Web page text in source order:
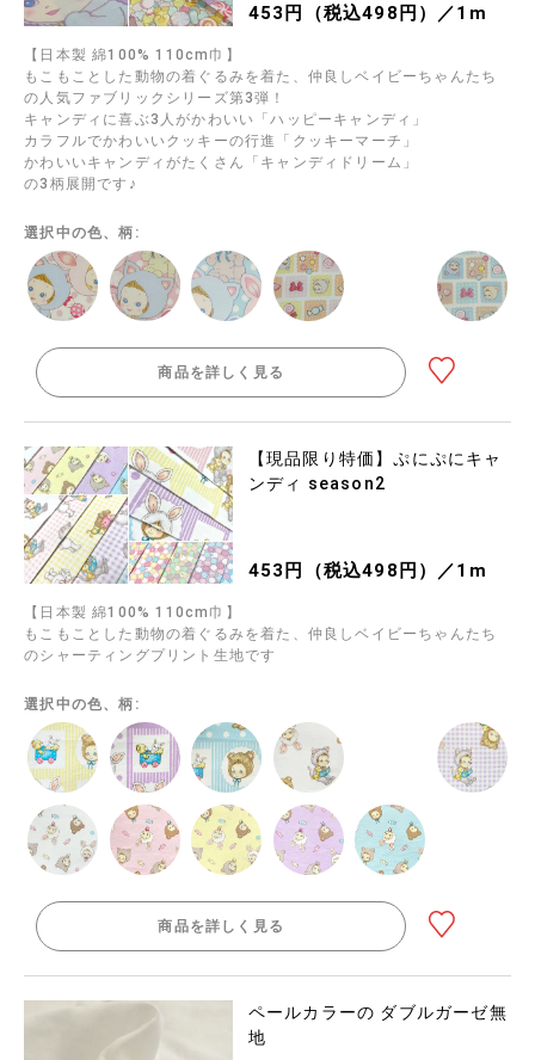
453円（税込498円）／1m
【日本製 綿100% 110cm巾】
もこもことした動物の着ぐるみを着た、仲良しベイビーちゃんたち
の人気ファブリックシリーズ第3弾！
キャンディに喜ぶ3人がかわいい「ハッピーキャンディ」
カラフルでかわいいクッキーの行進「クッキーマーチ」
かわいいキャンディがたくさん「キャンディドリーム」
の3柄展開です♪
選択中の色、柄:
商品を詳しく見る
【現品限り特価】ぷにぷにキャ
ンディ season2
453円（税込498円）／1m
【日本製 綿100% 110cm巾】
もこもことした動物の着ぐるみを着た、仲良しベイビーちゃんたち
のシャーティングプリント生地です
選択中の色、柄:
商品を詳しく見る
ペールカラーの ダブルガーゼ無
地